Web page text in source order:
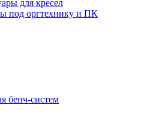
для кресел
под оргтехнику и ПК
бенч-систем